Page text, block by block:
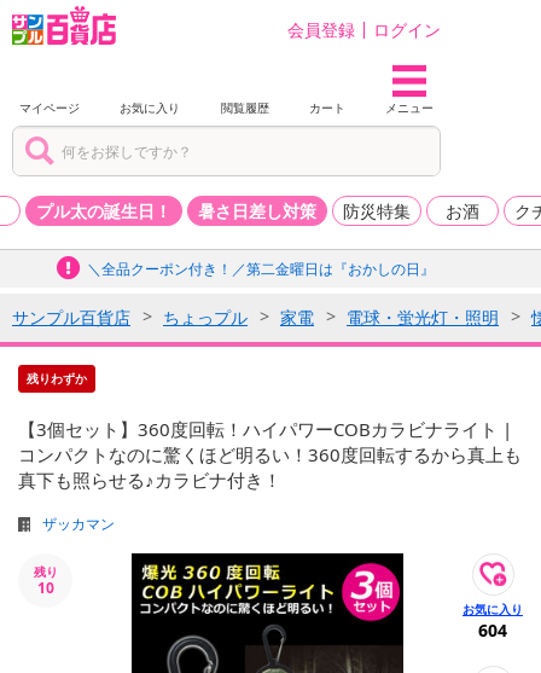
会員登録 ログイン
マイページ お気に入り 閲覧履歴 カート メニュー
プル太の誕生日！ 暑さ日差し対策 防災特集 お酒 ク
＼全品クーポン付き！／第二金曜日は『おかしの日』
サンプル百貨店 ちょっプル 家電 電球・蛍光灯・照明
残りわずか
【3個セット】360度回転！ハイパワーCOBカラビナライト |
コンパクトなのに驚くほど明るい！360度回転するから真上も
真下も照らせる♪カラビナ付き！
ザッカマン
残り
10
604